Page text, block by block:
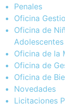
Penales
Oficina
Oficina de
Adolescentes
Oficina de la
Oficina de
Oficina de
Novedades
Licitaciones